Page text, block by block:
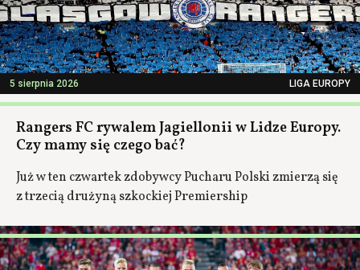
5 sierpnia 2026 LIGA EUROPY
Rangers FC rywalem Jagiellonii w Lidze Europy.
Czy mamy się czego bać?
Już w ten czwartek zdobywcy Pucharu Polski zmierzą się
z trzecią drużyną szkockiej Premiership